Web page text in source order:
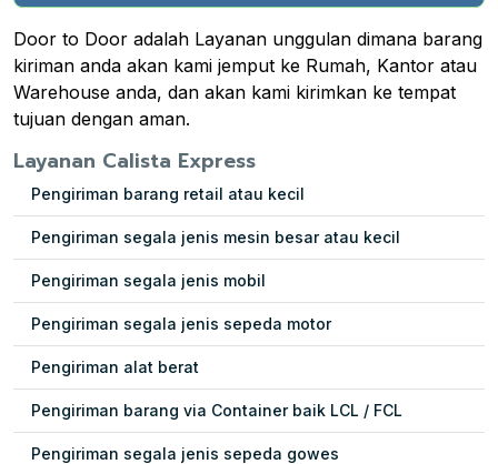
Door to Door adalah Layanan unggulan dimana barang
kiriman anda akan kami jemput ke Rumah, Kantor atau
Warehouse anda, dan akan kami kirimkan ke tempat
tujuan dengan aman.
Layanan Calista Express
Pengiriman barang retail atau kecil
Pengiriman segala jenis mesin besar atau kecil
Pengiriman segala jenis mobil
Pengiriman segala jenis sepeda motor
Pengiriman alat berat
Pengiriman barang via Container baik LCL / FCL
Pengiriman segala jenis sepeda gowes